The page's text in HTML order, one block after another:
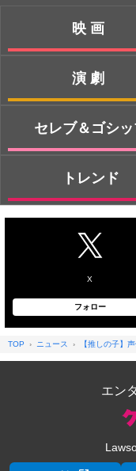
映画
演劇
セレブ＆ゴシ
トレンド
X
フォロー
TOP ニュース 【推しの子】
エン